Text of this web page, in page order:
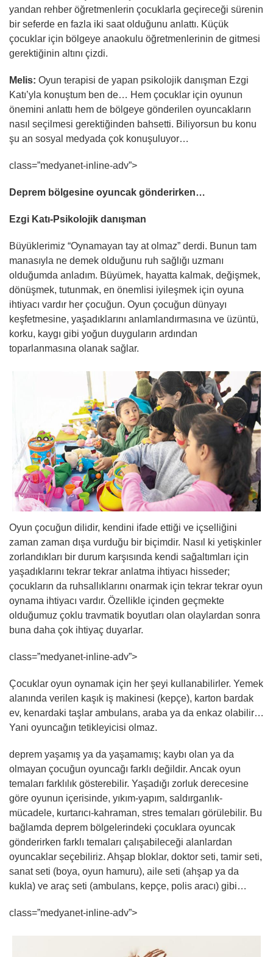
yandan rehber öğretmenlerin çocuklarla geçireceği sürenin
bir seferde en fazla iki saat olduğunu anlattı. Küçük
çocuklar için bölgeye anaokulu öğretmenlerinin de gitmesi
gerektiğinin altını çizdi.
Melis: Oyun terapisi de yapan psikolojik danışman Ezgi
Katı’yla konuştum ben de… Hem çocuklar için oyunun
önemini anlattı hem de bölgeye gönderilen oyuncakların
nasıl seçilmesi gerektiğinden bahsetti. Biliyorsun bu konu
şu an sosyal medyada çok konuşuluyor…
class=”medyanet-inline-adv”>
Deprem bölgesine oyuncak gönderirken…
Ezgi Katı-Psikolojik danışman
Büyüklerimiz “Oynamayan tay at olmaz” derdi. Bunun tam
manasıyla ne demek olduğunu ruh sağlığı uzmanı
olduğumda anladım. Büyümek, hayatta kalmak, değişmek,
dönüşmek, tutunmak, en önemlisi iyileşmek için oyuna
ihtiyacı vardır her çocuğun. Oyun çocuğun dünyayı
keşfetmesine, yaşadıklarını anlamlandırmasına ve üzüntü,
korku, kaygı gibi yoğun duyguların ardından
toparlanmasına olanak sağlar.
Oyun çocuğun dilidir, kendini ifade ettiği ve içselliğini
zaman zaman dışa vurduğu bir biçimdir. Nasıl ki yetişkinler
zorlandıkları bir durum karşısında kendi sağaltımları için
yaşadıklarını tekrar tekrar anlatma ihtiyacı hisseder;
çocukların da ruhsallıklarını onarmak için tekrar tekrar oyun
oynama ihtiyacı vardır. Özellikle içinden geçmekte
olduğumuz çoklu travmatik boyutları olan olaylardan sonra
buna daha çok ihtiyaç duyarlar.
class=”medyanet-inline-adv”>
Çocuklar oyun oynamak için her şeyi kullanabilirler. Yemek
alanında verilen kaşık iş makinesi (kepçe), karton bardak
ev, kenardaki taşlar ambulans, araba ya da enkaz olabilir…
Yani oyuncağın tetikleyicisi olmaz.
deprem yaşamış ya da yaşamamış; kaybı olan ya da
olmayan çocuğun oyuncağı farklı değildir. Ancak oyun
temaları farklılık gösterebilir. Yaşadığı zorluk derecesine
göre oyunun içerisinde, yıkım-yapım, saldırganlık-
mücadele, kurtarıcı-kahraman, stres temaları görülebilir. Bu
bağlamda deprem bölgelerindeki çocuklara oyuncak
gönderirken farklı temaları çalışabileceği alanlardan
oyuncaklar seçebiliriz. Ahşap bloklar, doktor seti, tamir seti,
sanat seti (boya, oyun hamuru), aile seti (ahşap ya da
kukla) ve araç seti (ambulans, kepçe, polis aracı) gibi…
class=”medyanet-inline-adv”>